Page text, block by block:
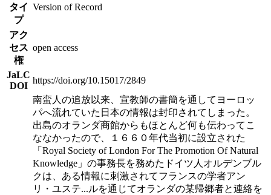
タイ
プ
Version of Record
アク
セス
権
open access
JaLC
DOI
https://doi.org/10.15017/2849
南蛮人の追放以来、宣教師の書簡を通してヨーロッ
パへ流れていた日本の情報は封印されてしまった。
出島のオランダ商館からもほとんど何も伝わってこ
ななかったので、１６６０年代当初に設立された
「Royal Society of London For The Promotion Of Natural
Knowledge」の事務長を務めたドイツ人オルデンブル
クは、ある情報に刺激されてフランスの学者アン
リ・ユステ...ルを通じてオランダの某帰郷者と連絡を